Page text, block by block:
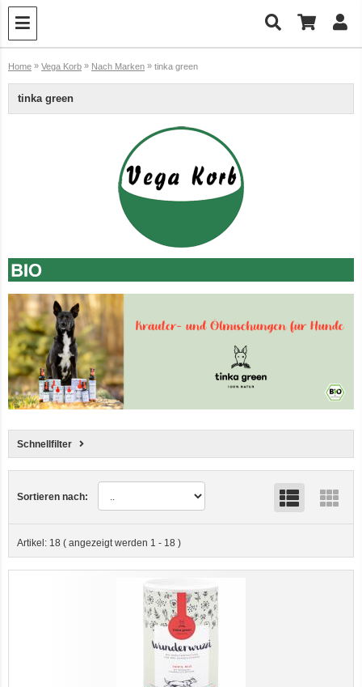
Home » Vega Korb » Nach Marken » tinka green
tinka green
Schnellfilter
Sortieren nach:
Artikel: 18 ( angezeigt werden 1 - 18 )